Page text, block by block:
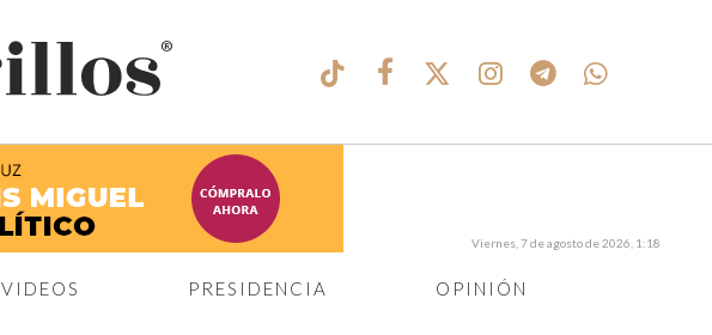
®
VIDEOS PRESIDENCIA OPINIÓN
Viernes, 7 de agosto de 2026, 1:18